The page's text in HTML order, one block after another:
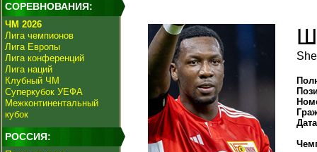
СОРЕВНОВАНИЯ:
ЧМ 2026
Лига чемпионов
Лига Европы
Лига конференций
Лига наций
Клубный ЧМ
Суперкубок УЕФА
Межконтинентальный
кубок
РОССИЯ: